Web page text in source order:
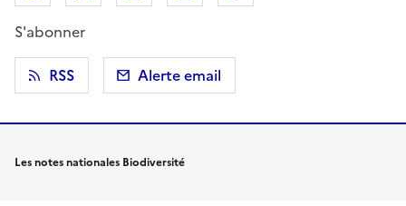
S'abonner
RSS
Alerte email
Les notes nationales Biodiversité